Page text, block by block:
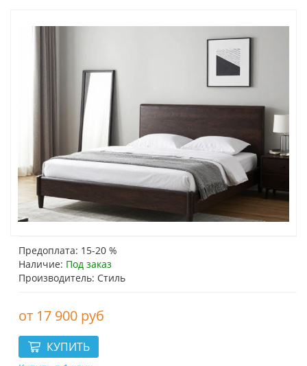
Предоплата: 15-20 %
Наличие: Под заказ
Производитель: Стиль
17 900 руб